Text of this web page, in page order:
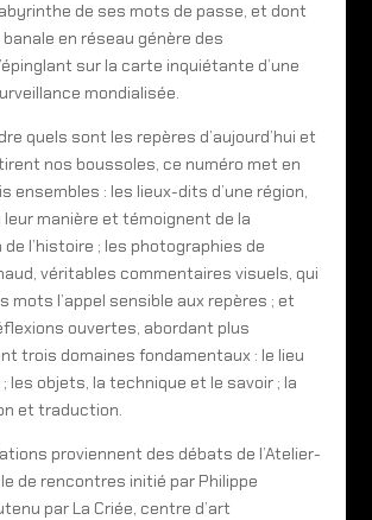
de ses mots de passe, et dont
en réseau génère des
sur la carte inquiétante d’une
mondialisée.
quels sont les repères d’aujourd’hui et
nos boussoles, ce numéro met en
ensembles : les lieux-dits d’une région,
leur manière et témoignent de la
l’histoire ; les photographies de
véritables commentaires visuels, qui
mots l’appel sensible aux repères ; et
ouvertes, abordant plus
trois domaines fondamentaux : le lieu
les objets, la technique et le savoir ; la
et traduction.
proviennent des débats de l’Atelier-
de rencontres initié par Philippe
par La Criée, centre d’art